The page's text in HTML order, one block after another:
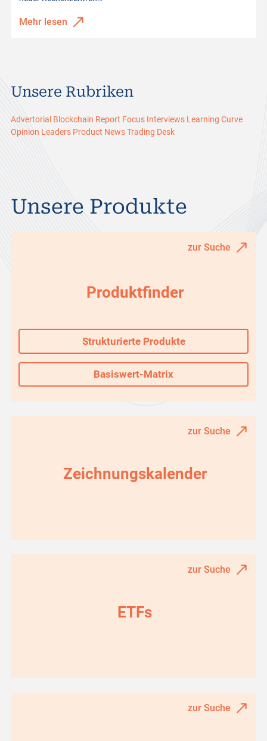
Mehr lesen
Unsere Rubriken
Advertorial Blockchain Report Focus Interviews Learning Curve
Opinion Leaders Product NewsTrading Desk
Unsere Produkte
zur Suche
Produktfinder
Strukturierte Produkte
Basiswert-Matrix
zur Suche
Zeichnungskalender
zur Suche
ETFs
zur Suche